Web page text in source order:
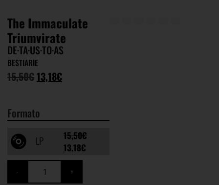
The Immaculate
Triumvirate
DE·TA·US·TO·AS ‎
BESTIARIE
15,50€13,18€
Formato
LP 15,50€
13,18€